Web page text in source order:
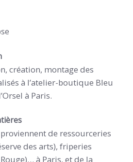
création, montage des
à l’atelier-boutique Bleu
à Paris.
de ressourceries
des arts), friperies
à Paris, et de la